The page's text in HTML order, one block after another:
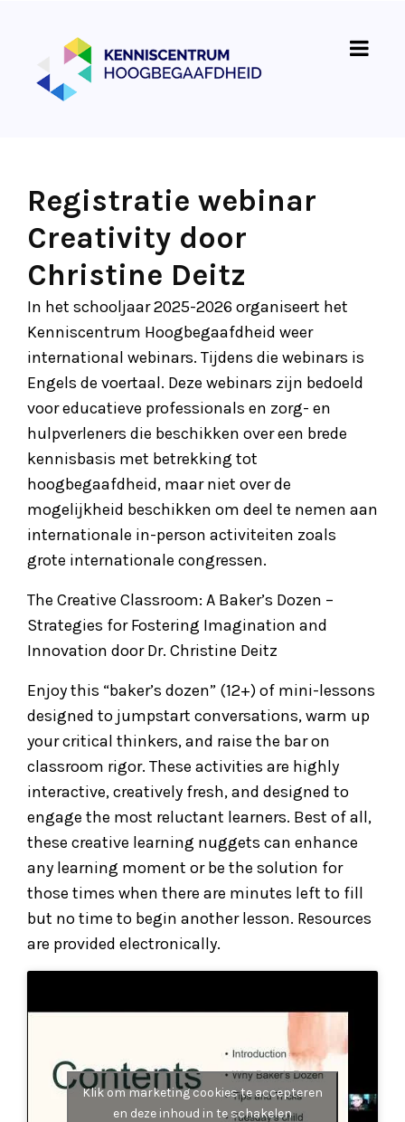
Registratie webinar
Creativity door
Christine Deitz
In het schooljaar 2025-2026 organiseert het
Kenniscentrum Hoogbegaafdheid weer
international webinars. Tijdens die webinars is
Engels de voertaal. Deze webinars zijn bedoeld
voor educatieve professionals en zorg- en
hulpverleners die beschikken over een brede
kennisbasis met betrekking tot
hoogbegaafdheid, maar niet over de
mogelijkheid beschikken om deel te nemen aan
internationale in-person activiteiten zoals
grote internationale congressen.
The Creative Classroom: A Baker’s Dozen –
Strategies for Fostering Imagination and
Innovation door Dr. Christine Deitz
Enjoy this “baker’s dozen” (12+) of mini-lessons
designed to jumpstart conversations, warm up
your critical thinkers, and raise the bar on
classroom rigor. These activities are highly
interactive, creatively fresh, and designed to
engage the most reluctant learners. Best of all,
these creative learning nuggets can enhance
any learning moment or be the solution for
those times when there are minutes left to fill
but no time to begin another lesson. Resources
are provided electronically.
Klik om marketing cookies te accepteren
en deze inhoud in te schakelen